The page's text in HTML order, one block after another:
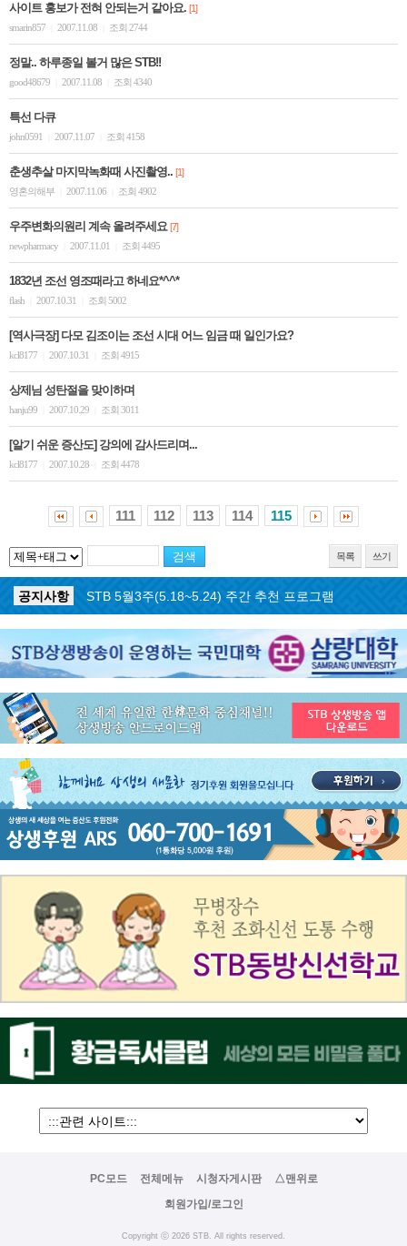
사이트 홍보가 전혀 안되는거 같아요. [1]
smarin857
2007.11.08 조회 2744
정말.. 하루종일 볼거 많은 STB!!
good48679 2007.11.08 조회 4340
특선 다큐
john0591 2007.11.07 조회 4158
춘생추살 마지막녹화때 사진촬영.. [1]
영혼의해부
2007.11.06 조회 4902
우주변화의원리 계속 올려주세요 [7]
newpharmacy
2007.11.01 조회 4495
1832년 조선 영조때라고 하네요*^^*
flash 2007.10.31 조회 5002
[역사극장] 다모 김조이는 조선 시대 어느 임금 때 일인가요?
kcl8177 2007.10.31 조회 4915
상제님 성탄절을 맞이하며
hanju99 2007.10.29 조회 3011
[알기 쉬운 증산도] 강의에 감사드리며...
kcl8177 2007.10.28 조회 4478
111 112 113 114 115
목록 쓰기
공지사항 ON AIR 서비스 장애 복구 안내
공지사항
STB 5월4주(5.25~5.31) 주간 추천 프로그램
공지사항
STB 5월3주(5.18~5.24) 주간 추천 프로그램
공지사항
STB 4월마지막주(4.27~5.3) 주간 추천 프로그램
STB 4월4주(4.20~4.26) 주간 추천 프로그램
공지사항
STB 4월2주(4.6~4.12) 주간 추천 프로그램
공지사항
STB 4월1주(3.30~4.5) 주간 추천 프로그램
공지사항
STB 3월4주(3.23~3.29) 주간 추천 프로그램
PC모드 전체메뉴 시청자게시판
△맨위로
회원가입/로그인
Copyright ⓒ 2026 STB. All rights reserved.